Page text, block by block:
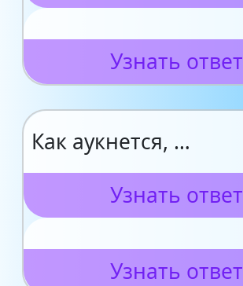
Узнать ответ
Как аукнется, …
Узнать ответ
Узнать ответ